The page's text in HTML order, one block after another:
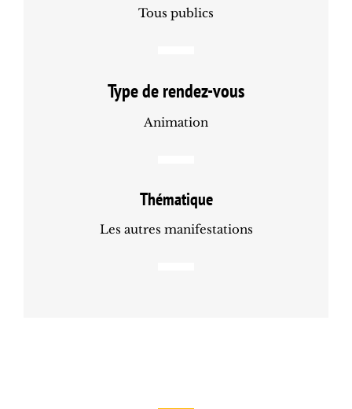
Tous publics
Type de rendez-vous
Animation
Thématique
Les autres manifestations